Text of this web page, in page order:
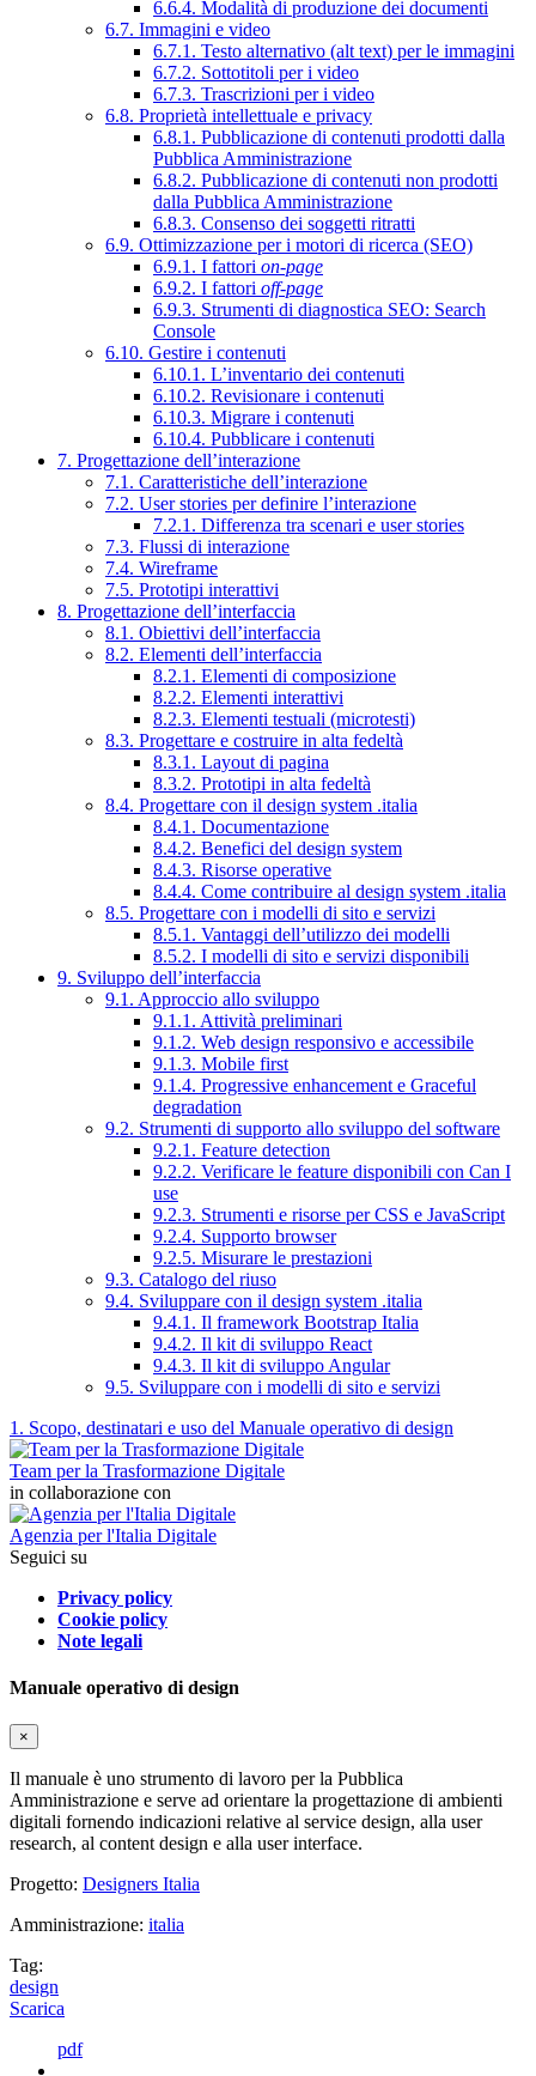
6.6.4. Modalità di produzione dei documenti
6.7. Immagini e video
6.7.1. Testo alternativo (alt text) per le immagini
6.7.2. Sottotitoli per i video
6.7.3. Trascrizioni per i video
6.8. Proprietà intellettuale e privacy
6.8.1. Pubblicazione di contenuti prodotti dalla
Pubblica Amministrazione
6.8.2. Pubblicazione di contenuti non prodotti
dalla Pubblica Amministrazione
6.8.3. Consenso dei soggetti ritratti
6.9. Ottimizzazione per i motori di ricerca (SEO)
6.9.1. I fattori on-page
6.9.2. I fattori off-page
6.9.3. Strumenti di diagnostica SEO: Search
Console
6.10. Gestire i contenuti
6.10.1. L’inventario dei contenuti
6.10.2. Revisionare i contenuti
6.10.3. Migrare i contenuti
6.10.4. Pubblicare i contenuti
7. Progettazione dell’interazione
7.1. Caratteristiche dell’interazione
7.2. User stories per definire l’interazione
7.2.1. Differenza tra scenari e user stories
7.3. Flussi di interazione
7.4. Wireframe
7.5. Prototipi interattivi
8. Progettazione dell’interfaccia
8.1. Obiettivi dell’interfaccia
8.2. Elementi dell’interfaccia
8.2.1. Elementi di composizione
8.2.2. Elementi interattivi
8.2.3. Elementi testuali (microtesti)
8.3. Progettare e costruire in alta fedeltà
8.3.1. Layout di pagina
8.3.2. Prototipi in alta fedeltà
8.4. Progettare con il design system .italia
8.4.1. Documentazione
8.4.2. Benefici del design system
8.4.3. Risorse operative
8.4.4. Come contribuire al design system .italia
8.5. Progettare con i modelli di sito e servizi
8.5.1. Vantaggi dell’utilizzo dei modelli
8.5.2. I modelli di sito e servizi disponibili
9. Sviluppo dell’interfaccia
9.1. Approccio allo sviluppo
9.1.1. Attività preliminari
9.1.2. Web design responsivo e accessibile
9.1.3. Mobile first
9.1.4. Progressive enhancement e Graceful
degradation
9.2. Strumenti di supporto allo sviluppo del software
9.2.1. Feature detection
9.2.2. Verificare le feature disponibili con Can I
use
9.2.3. Strumenti e risorse per CSS e JavaScript
9.2.4. Supporto browser
9.2.5. Misurare le prestazioni
9.3. Catalogo del riuso
9.4. Sviluppare con il design system .italia
9.4.1. Il framework Bootstrap Italia
9.4.2. Il kit di sviluppo React
9.4.3. Il kit di sviluppo Angular
9.5. Sviluppare con i modelli di sito e servizi
1. Scopo, destinatari e uso del Manuale operativo di design
Team per la Trasformazione Digitale
in collaborazione con
Agenzia per l'Italia Digitale
Seguici su
Privacy policy
Cookie policy
Note legali
Manuale operativo di design
×
Il manuale è uno strumento di lavoro per la Pubblica
Amministrazione e serve ad orientare la progettazione di ambienti
digitali fornendo indicazioni relative al service design, alla user
research, al content design e alla user interface.
Progetto: Designers Italia
Amministrazione: italia
Tag:
design
Scarica
pdf